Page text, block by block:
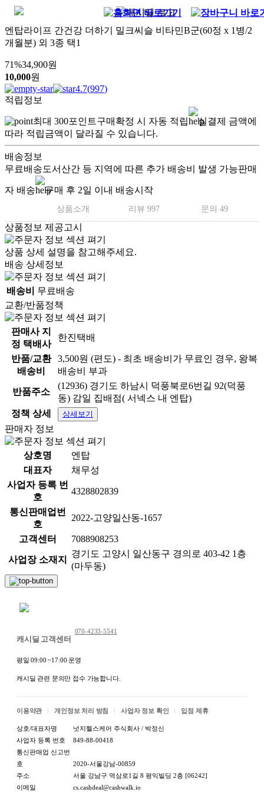
엔탑라이프 간건강 더하기 밀크씨슬 비타민B군(60정 x 1병/2
개월분) 외 3종 택1
71%34,900원
10,000원
4.7(997)
적립정보
최대 300포인트구매확정 시 자동 적립
실결제 금액에
따라 적립금액이 달라질 수 있습니다.
배송정보
무료배송도서산간 등 지역에 따른 추가 배송비 발생 가능판매
자 배송 구매 후 2일 이내 배송시작
상품소개 리뷰 997 문의 49
상품정보 제공고시
상품 상세 설명을 참고해주세요.
배송 상세정보
배송비
무료배송
교환/반품정책
판매사 지
정 택배사
한진택배
반품/교환
배송비
3,500원 (편도) - 최초 배송비가 무료인 경우, 왕복
배송비 부과
반품주소
(12936) 경기도 하남시 덕풍북로6번길 92(덕풍
동) 감일 집배점( 서넥스 내 엔탑)
정책 상세
상세보기
판매자 정보
상호명
엔탑
대표자
채무성
사업자 등록 번
호
4328802839
통신판매업번
호
2022-고양일산동-1657
고객센터 7088908253
사업장 소재지
경기도 고양시 일산동구 경의로 403-42 1층
(마두동)
캐시딜 고객센터
070-4233-5541
평일 09:00 ~17:00 운영
캐시딜 관련 문의만 접수 가능합니다.
이용약관 개인정보 처리 방침 사업자 정보 확인 입점 제휴
상호/대표자명
넛지헬스케어 주식회사 / 박정신
사업자 등록 번호
849-88-00418
통신판매업 신고번
호
2020-서울강남-00859
주소
서울 강남구 역삼로1길 8 평익빌딩 2층 [06242]
이메일
cs.cashdeal@cashwalk.io